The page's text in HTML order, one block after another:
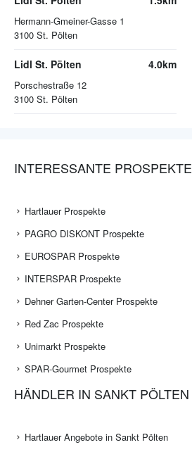
Hermann-Gmeiner-Gasse 1
3100 St. Pölten
Lidl St. Pölten
Porschestraße 12
3100 St. Pölten
4.0km
INTERESSANTE PROSPEKTE
Hartlauer Prospekte
PAGRO DISKONT Prospekte
EUROSPAR Prospekte
INTERSPAR Prospekte
Dehner Garten-Center Prospekte
Red Zac Prospekte
Unimarkt Prospekte
SPAR-Gourmet Prospekte
HÄNDLER IN SANKT PÖLTEN
Hartlauer Angebote in Sankt Pölten